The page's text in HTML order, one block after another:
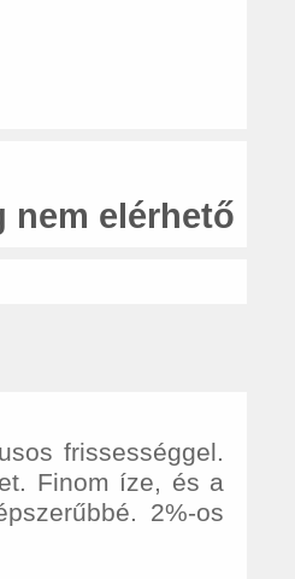
nem elérhető
frissességgel.
Finom íze, és a
2%-os